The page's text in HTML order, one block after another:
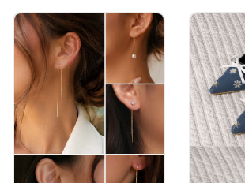
सिंपल डिजाइन विद चंकी स्टार स्टोन रिंग का
बेसिक पीस से हटकर यूनिकॉर्न स्टाइल
शामिल करें. 1-2 ग्राम में ऐसी अंगूठी
Image credits: Pinterest